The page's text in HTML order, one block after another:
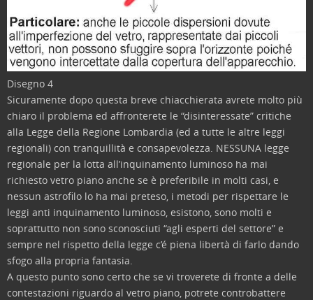
Disegno 4
Sicuramente dopo questa breve chiacchierata avrete molto più
chiaro il problema ed affronterete le “disinteressate” critiche
alla Legge della Regione Lombardia (ed a tutte le altre leggi
regionali) con tranquillità e consapevolezza. NESSUNA legge
regionale per la lotta all’inquinamento luminoso ha mai
richiesto vetro piano anche se è preferibile in molti casi, e
nessun astrofilo lo ha mai preteso, i metodi per rispettare le
leggi anti inquinamento luminoso, esistono, sono molti e
soprattutto non sono sconosciuti “agli esperti del settore” e
sempre nel rispetto della legge c’é piena libertà di farlo dando
sfogo alla propria fantasia.
A questo punto sono certo che se vi troverete di fronte a delle
contestazioni riguardo al vetro piano, potrete controbattere